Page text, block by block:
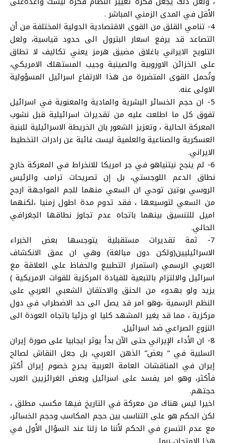
الأقل في المدى الزمني المباشر .
4- تنامي القلق من القوى الاقتصادية الدولية المختلفة من أن
التصاعد قد يرفع اسعار البترول الى حدود قياسية، ولعل
التلويح الايراني باغلاق مضيق هرمز يعني تكاليف لا تطاق
على الخزائن الاوروبية والصينية وجيب المستهلك الامريكي،
وتُحمل القوى المتضررة من هذا الارتفاع اسرائيل المسؤولية
الاولى عنه.
5- ان حجم الخسائر البشرية والمادية والمعنوية في اسرائيل
تفوق كل ما اطلعت عليه من تقديرات اسرائيلية قبل نشوب
المعركة الحالية ، وتعزيز الشعور بان الخريطة الاسرائيلية للبنية
العسكرية والصناعية والعلمية ليست غائبة عن رادرات التخطيط
الايراني.
6- لم ينجح نيتنياهو في جر امريكا للانخراط في المعركة خارج
نطاق الدعم اللوجستي، بل إن تصريحات ترامب والرئيس
الروسي بوتين توحي ان السعي منهما للجم المواجهة ارجح
من السعي لتوسيعها ، فقد تدوم مدة اطول زمنيا ،لكنهما
اميل للتنسيق بينهما باتجاه عدم تجاوز نطاقها الجغرافي
الحالي.
7- ثمة تقديرات مستقبلية يتوجسها بعض الخبراء
الاسرائيليين(ولكن دون مبالغة) وهي ان عمق الانكشاف
العربي الرسمي (استمرار التطبيع والحفاظ على العلاقة مع
اسرائيل والالتزام بالتبعية للقيادة المركزية للقوات الامريكية )
يزيد ولو بهدوء من الحنق والاحتقان الشعبي العربي على
النظم الرسمية ،وهو امر قد يصل الى حد الاضطراب في دول
مركزية ، مما قد يغير المشهد كليا او جزئيا باتجاه العودة الى
النزوع الصراعي ضد اسرائيل.
8- ان الأداء الإيراني حتى الآن بدأ يوثر ايجابيا على صورة إيران
السلبية في ” بعض” الذهن العربي، بل جعل النقاش لصالح
إيران في المناقشات العامة العربية يحرج خصوم إيران أكثر
فأكثر، وهو امر يفسد على اسرائيل وبعض الغرائزيين العرب
حجتهم.
اخيرا ليس هناك من معركة في التاريخ فيها مكسب مطلق ،
لكن الحكم هو على التناسب بين حجم المكاسب وحجم الخسائر،
مع عدم التسرع في الحكم لأننا ما زلنا عند السؤال الأول في